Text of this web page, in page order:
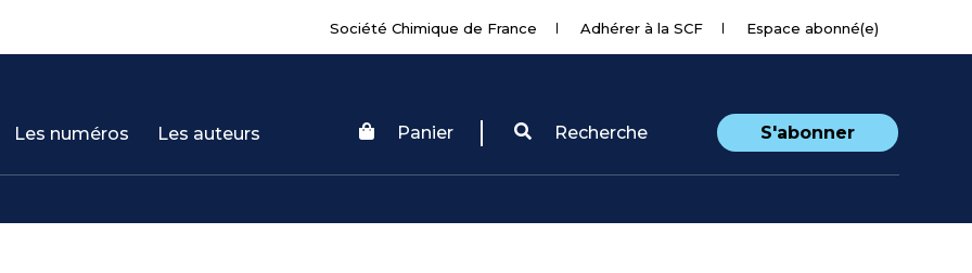
Société Chimique de France Adhérer à la SCF Espace abonné(e)
Les numéros Les auteurs Panier Recherche S'abonner